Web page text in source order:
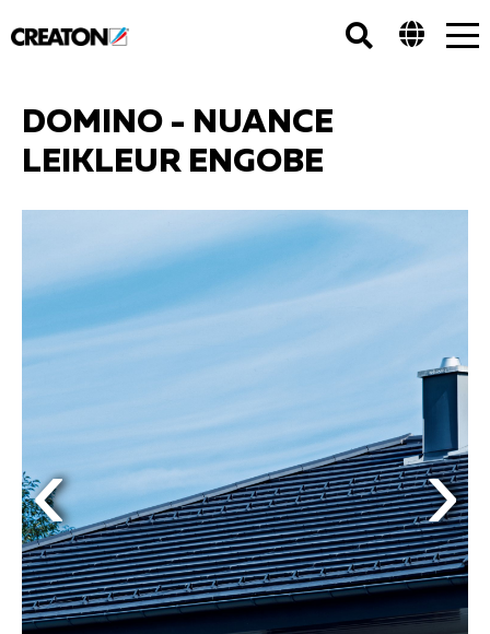
DOMINO - NUANCE
LEIKLEUR ENGOBE